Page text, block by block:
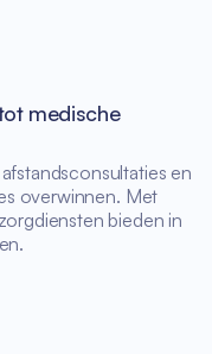
medische
en
overwinnen. Met
bieden in